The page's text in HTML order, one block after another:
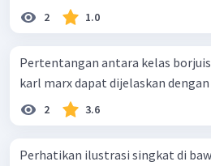
2 1.0
Pertentangan antara kelas
karl marx dapat dijelaskan
2 3.6
Perhatikan ilustrasi singkat di bawah ini!